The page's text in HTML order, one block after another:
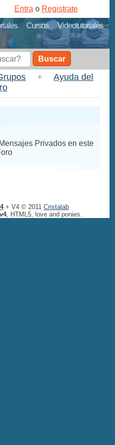
Cursos
Videotutoriales
Entra o Registrate
Buscar
+
Ayuda del
Privados en este
+ V4 © 2011 Cristalab
v4, HTML5, love and ponies.